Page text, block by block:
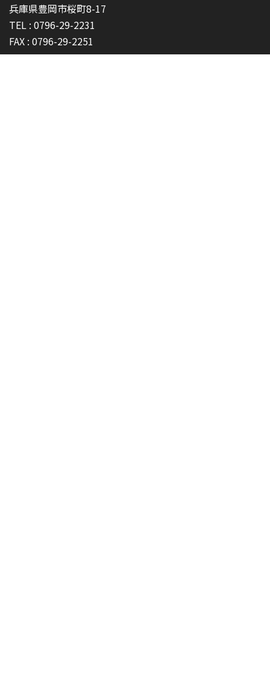
兵庫県豊岡市桜町8-17
TEL : 0796-29-2231
FAX : 0796-29-2251